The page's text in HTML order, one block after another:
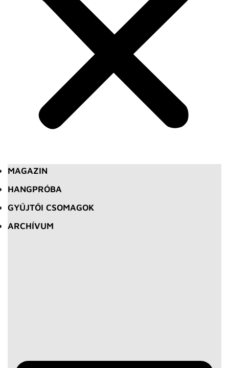
MAGAZIN
HANGPRÓBA
GYŰJTŐI CSOMAGOK
ARCHÍVUM